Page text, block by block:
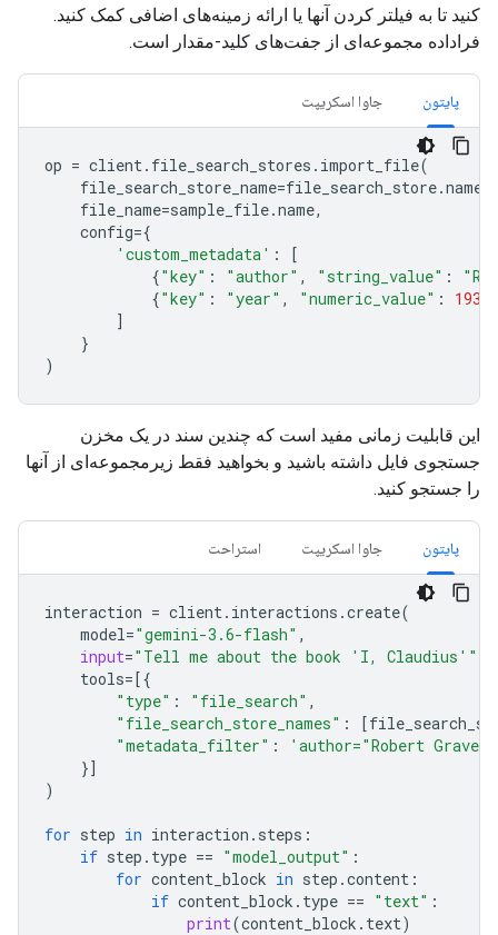
کنید تا به فیلتر کردن آنها یا ارائه زمینه‌های اضافی کمک کنید.
فراداده مجموعه‌ای از جفت‌های کلید-مقدار است.
پایتون جاوا اسکریپت
op = client. file_search_stores . import_file(
file_search_store_name=file_search_store.name
file_name=sample_file.name,
config={
'custom_metadata' :
[
{"key" : "author" , "string_value" :
{"key" : "year" , "numeric_value" : 1934
]
}
)
این قابلیت زمانی مفید است که چندین سند در یک مخزن
جستجوی فایل داشته باشید و بخواهید فقط زیرمجموعه‌ای از آنها
را جستجو کنید.
پایتون جاوا اسکریپت استراحت
interaction = client. interactions .create(
model="gemini-3.6-flash" ,
input="Tell me about the book 'I, Claudius'"
tools=[{
"type" : "file_search" ,
"file_search_store_names" : [
"metadata_filter" :
'author="Robert
}]
)
for step in interaction . steps :
if step . type == "model_output" :
for content_block in step .content :
if content_block . type == "text" :
print(content_block . text)